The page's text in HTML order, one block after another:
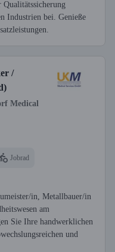
Industrien bei. Genieße
/
Medical
Jobrad
in, Metallbauer/in
am
Sie Ihre handwerklichen
und